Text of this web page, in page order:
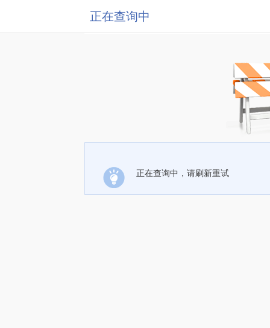
正在查询中
正在查询中，请刷新重试